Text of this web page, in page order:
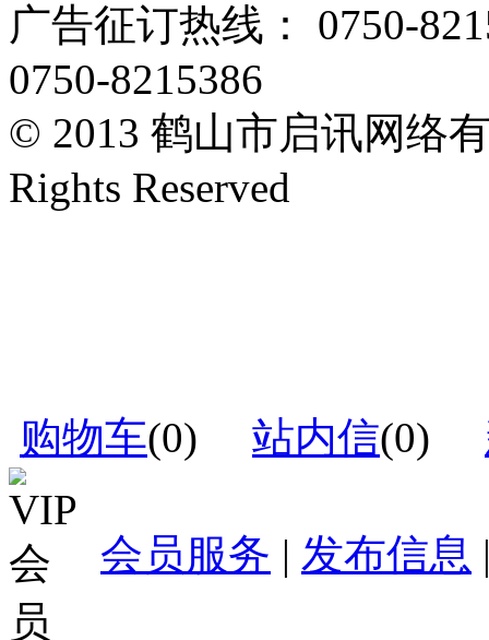
广告征订热线： 0750-
0750-8215386
© 2013 鹤山市启讯网络
Rights Reserved
购物车(0) 站内信(0)
会员服务 | 发布信息